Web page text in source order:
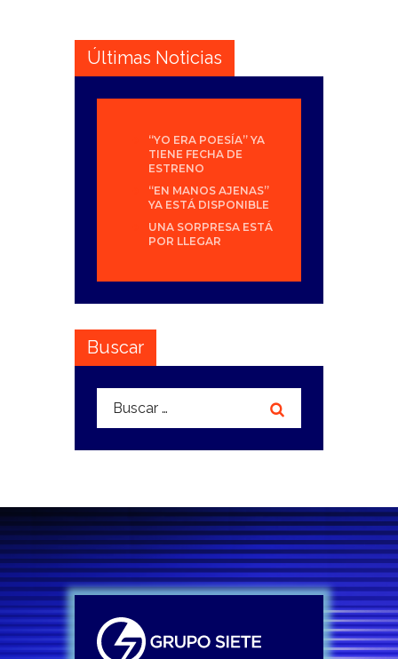
Últimas Noticias
“YO ERA POESÍA” YA
TIENE FECHA DE
ESTRENO
“EN MANOS AJENAS”
YA ESTÁ DISPONIBLE
UNA SORPRESA ESTÁ
POR LLEGAR
Buscar
Buscar: